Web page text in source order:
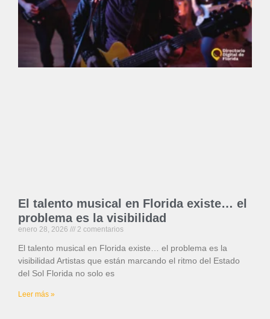
El talento musical en Florida existe… el
problema es la visibilidad
enero 28, 2026 2 comentarios
El talento musical en Florida existe… el problema es la
visibilidad Artistas que están marcando el ritmo del Estado
del Sol Florida no solo es
Leer más »